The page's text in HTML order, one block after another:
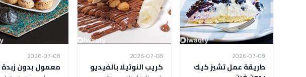
2026-07-08
طريقة عمل تشيز كيك
2026-07-08
كريب النوتيلا بالفيديو
2026-07-08
معمول بدون زبدة